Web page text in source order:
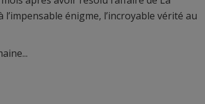
énigme, l’incroyable vérité au